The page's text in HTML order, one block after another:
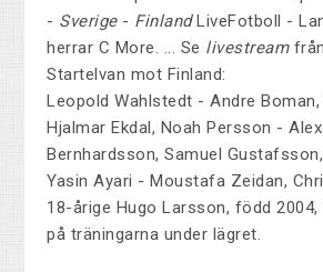
- Sverige- FinlandLiveFotboll -
herrar C More. ... Se livestream
Startelvan mot Finland:
Leopold Wahlstedt - Andre
Hjalmar Ekdal, Noah Persson -
Bernhardsson, Samuel
Yasin Ayari - Moustafa Zeidan,
18-årige Hugo Larsson, född
på träningarna under lägret.